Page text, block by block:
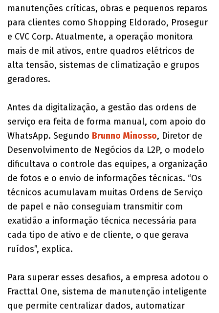
manutenções críticas, obras e pequenos reparos
para clientes como Shopping Eldorado, Prosegur
e CVC Corp. Atualmente, a operação monitora
mais de mil ativos, entre quadros elétricos de
alta tensão, sistemas de climatização e grupos
geradores.
Antes da digitalização, a gestão das ordens de
serviço era feita de forma manual, com apoio do
WhatsApp. Segundo Brunno Minosso, Diretor de
Desenvolvimento de Negócios da L2P, o modelo
dificultava o controle das equipes, a organização
de fotos e o envio de informações técnicas. “Os
técnicos acumulavam muitas Ordens de Serviço
de papel e não conseguiam transmitir com
exatidão a informação técnica necessária para
cada tipo de ativo e de cliente, o que gerava
ruídos”, explica.
Para superar esses desafios, a empresa adotou o
Fracttal One, sistema de manutenção inteligente
que permite centralizar dados, automatizar